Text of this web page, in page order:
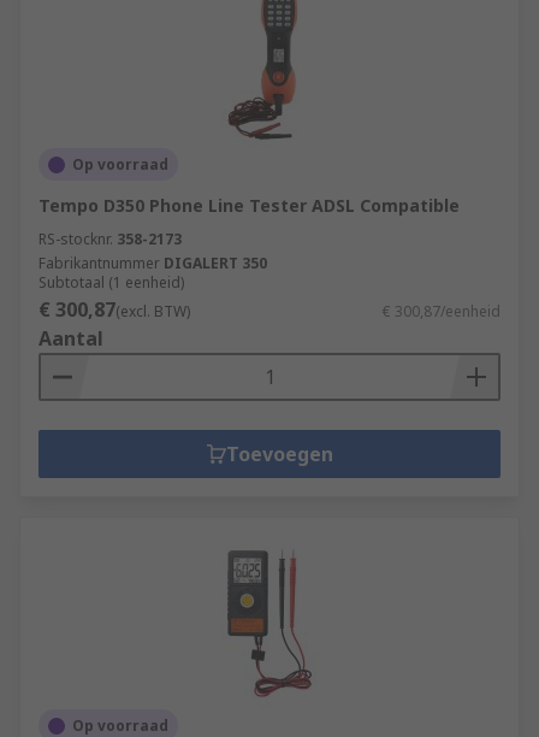
Op voorraad
Tempo D350 Phone Line Tester ADSL Compatible
RS-stocknr. 358-2173
Fabrikantnummer DIGALERT 350
Subtotaal (1 eenheid)
€ 300,87(excl. BTW) € 300,87/eenheid
Aantal
Toevoegen
Op voorraad